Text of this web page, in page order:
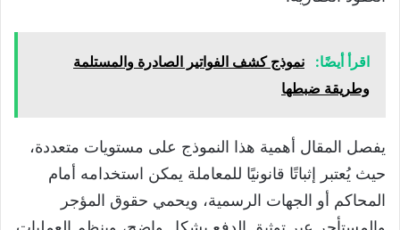
اقرأ أيضًا:
نموذج كشف الفواتير الصادرة والمستلمة
وطريقة ضبطها
يفصل المقال أهمية هذا النموذج على مستويات متعددة،
حيث يُعتبر إثباتًا قانونيًا للمعاملة يمكن استخدامه أمام
المحاكم أو الجهات الرسمية، ويحمي حقوق المؤجر